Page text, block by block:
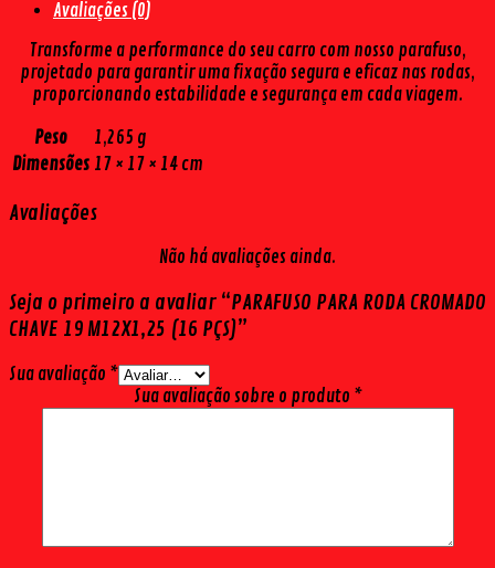
quantidade
Avaliações (0)
Transforme a performance do seu carro com nosso parafuso,
projetado para garantir uma fixação segura e eficaz nas rodas,
proporcionando estabilidade e segurança em cada viagem.
Peso
1,265 g
Dimensões 17 × 17 × 14 cm
Avaliações
Não há avaliações ainda.
Seja o primeiro a avaliar “PARAFUSO PARA RODA CROMADO
CHAVE 19 M12X1,25 (16 PÇS)”
Sua avaliação *
Sua avaliação sobre o produto *